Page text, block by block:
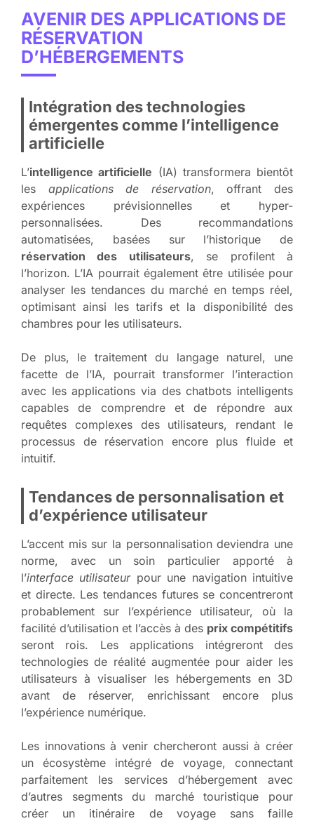
AVENIR DES APPLICATIONS DE
RÉSERVATION
D’HÉBERGEMENTS
Intégration des technologies
émergentes comme l’intelligence
artificielle
L’intelligence artificielle (IA) transformera bientôt
les applications de réservation, offrant des
expériences prévisionnelles et hyper-
personnalisées. Des recommandations
automatisées, basées sur l’historique de
réservation des utilisateurs, se profilent à
l’horizon. L’IA pourrait également être utilisée pour
analyser les tendances du marché en temps réel,
optimisant ainsi les tarifs et la disponibilité des
chambres pour les utilisateurs.
De plus, le traitement du langage naturel, une
facette de l’IA, pourrait transformer l’interaction
avec les applications via des chatbots intelligents
capables de comprendre et de répondre aux
requêtes complexes des utilisateurs, rendant le
processus de réservation encore plus fluide et
intuitif.
Tendances de personnalisation et
d’expérience utilisateur
L’accent mis sur la personnalisation deviendra une
norme, avec un soin particulier apporté à
l’interface utilisateurpour une navigation intuitive
et directe. Les tendances futures se concentreront
probablement sur l’expérience utilisateur, où la
facilité d’utilisation et l’accès à des prix compétitifs
seront rois. Les applications intégreront des
technologies de réalité augmentée pour aider les
utilisateurs à visualiser les hébergements en 3D
avant de réserver, enrichissant encore plus
l’expérience numérique.
Les innovations à venir chercheront aussi à créer
un écosystème intégré de voyage, connectant
parfaitement les services d’hébergement avec
d’autres segments du marché touristique pour
créer un itinéraire de voyage sans faille